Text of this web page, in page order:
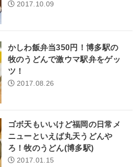
2017.10.09
かしわ飯弁当350円！博多駅の
牧のうどんで激ウマ駅弁をゲッ
ツ！
2017.08.26
ゴボ天もいいけど福岡の日常メ
ニューといえば丸天うどんや
ろ！牧のうどん(博多駅)
2017.01.15